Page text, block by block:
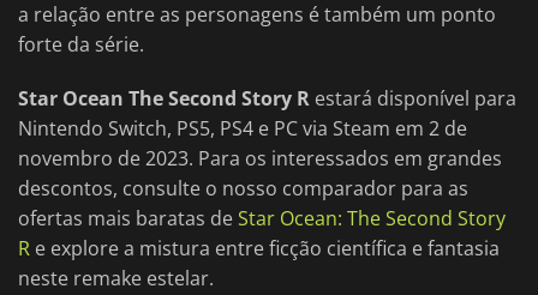
a relação entre as personagens é também um ponto
forte da série.
Star Ocean The Second Story R estará disponível para
Nintendo Switch, PS5, PS4 e PC via Steam em 2 de
novembro de 2023. Para os interessados em grandes
descontos, consulte o nosso comparador para as
ofertas mais baratas deStar Ocean: The Second Story
R e explore a mistura entre ficção científica e fantasia
neste remake estelar.